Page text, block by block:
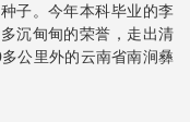
子。今年本科毕业的李
沉甸甸的荣誉，走出清
公里外的云南省南涧彝